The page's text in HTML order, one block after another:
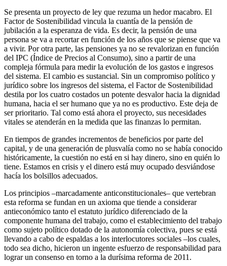
Se presenta un proyecto de ley que rezuma un hedor macabro. El
Factor de Sostenibilidad vincula la cuantía de la pensión de
jubilación a la esperanza de vida. Es decir, la pensión de una
persona se va a recortar en función de los años que se piense que va
a vivir. Por otra parte, las pensiones ya no se revalorizan en función
del IPC (Índice de Precios al Consumo), sino a partir de una
compleja fórmula para medir la evolución de los gastos e ingresos
del sistema. El cambio es sustancial. Sin un compromiso político y
jurídico sobre los ingresos del sistema, el Factor de Sostenibilidad
destila por los cuatro costados un potente desvalor hacia la dignidad
humana, hacia el ser humano que ya no es productivo. Este deja de
ser prioritario. Tal como está ahora el proyecto, sus necesidades
vitales se atenderán en la medida que las finanzas lo permitan.
En tiempos de grandes incrementos de beneficios por parte del
capital, y de una generación de plusvalía como no se había conocido
históricamente, la cuestión no está en si hay dinero, sino en quién lo
tiene. Estamos en crisis y el dinero está muy ocupado desviándose
hacía los bolsillos adecuados.
Los principios –marcadamente anticonstitucionales– que vertebran
esta reforma se fundan en un axioma que tiende a considerar
antieconómico tanto el estatuto jurídico diferenciado de la
componente humana del trabajo, como el establecimiento del trabajo
como sujeto político dotado de la autonomía colectiva, pues se está
llevando a cabo de espaldas a los interlocutores sociales –los cuales,
todo sea dicho, hicieron un ingente esfuerzo de responsabilidad para
lograr un consenso en torno a la durísima reforma de 2011.